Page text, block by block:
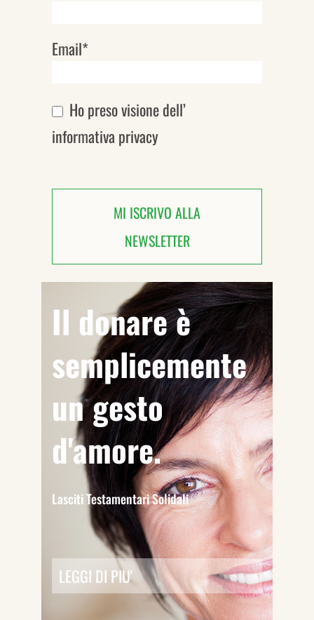
Email*
Ho preso visione dell’
informativa privacy
MI ISCRIVO ALLA
NEWSLETTER
Il donare è
semplicemente
un gesto
d'amore.
Lasciti Testamentari Solidali
LEGGI DI PIU'